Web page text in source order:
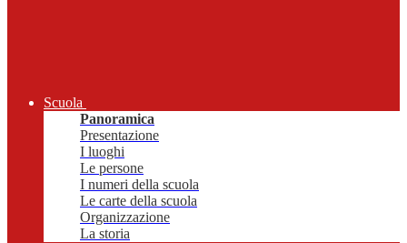
Scuola
Panoramica
Presentazione
I luoghi
Le persone
I numeri della scuola
Le carte della scuola
Organizzazione
La storia